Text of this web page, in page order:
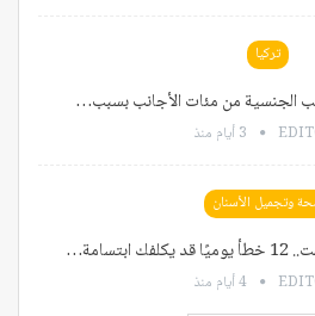
تركيا
الجنسية من مئات الأجانب بسبب…
3 أيام منذ
وتجميل الأسنان
4 أيام منذ